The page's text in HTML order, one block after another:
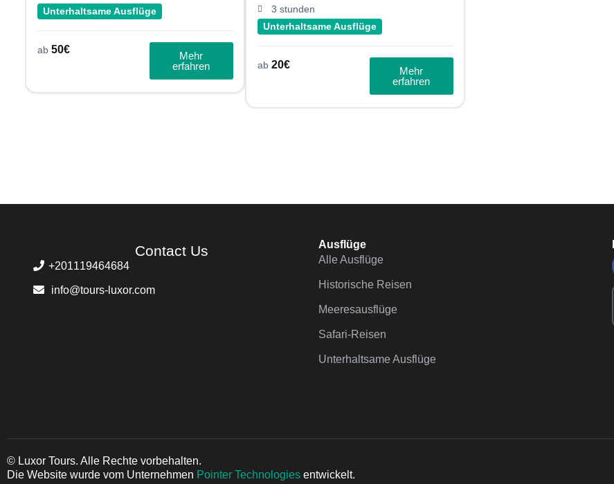
ab 50€
Mehr
erfahren
Unterhaltsame Ausflüge
ab 20€
Mehr
erfahren
3 stunden
Unterhaltsame Ausflüge
Contact Us
+201119464684
info@tours-luxor.com
Ausflüge
Alle Ausflüge
Historische Reisen
Meeresausflüge
Safari-Reisen
Unterhaltsame Ausflüge
© Luxor Tours. Alle Rechte vorbehalten.
Die Website wurde vom Unternehmen Pointer Technologies entwickelt.